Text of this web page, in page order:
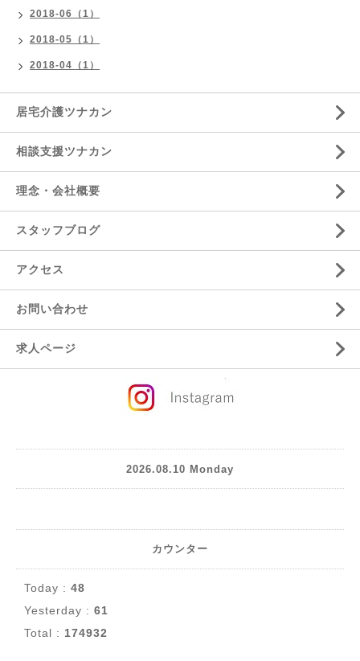
2018-06（1）
2018-05（1）
2018-04（1）
居宅介護ツナカン
相談支援ツナカン
理念・会社概要
スタッフブログ
アクセス
お問い合わせ
求人ページ
2026.08.10 Monday
カウンター
Today : 48
Yesterday : 61
Total : 174932